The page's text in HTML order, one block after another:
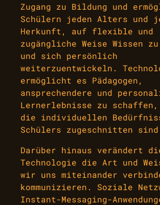
Zugang zu Bildung und
Schülern jeden Alters und
Herkunft, auf flexible und
zugängliche Weise Wissen
und sich persönlich
weiterzuentwickeln.
ermöglicht es Pädagogen,
ansprechendere und
Lernerlebnisse zu
die individuellen
Schülers zugeschnitten
Darüber hinaus verändert
Technologie die Art und
wir uns miteinander
kommunizieren. Soziale
Instant-Messaging-